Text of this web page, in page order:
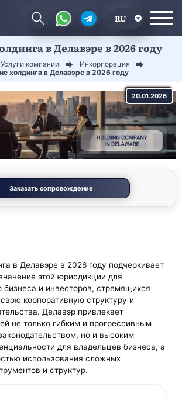
RU
EN
в Делавэре в 2026 году
Услуги компании
Инкорпорация
холдинга в Делавэре в 2026 году
20.01.2026
Заказать сопровождение
в Делавэре в 2026 году подчеркивает
этой юрисдикции для
бизнеса и инвесторов, стремящихся
корпоративную структуру и
Делавэр привлекает
не только гибким и прогрессивным
но и высоким
для владельцев бизнеса, а
использования сложных
и структур.